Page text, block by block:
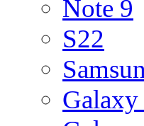
Note 9
S22
Galaxy